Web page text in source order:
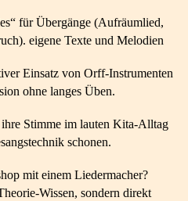
für Übergänge (Aufräumlied,
eigene Texte und Melodien
Einsatz von Orff-Instrumenten
ohne langes Üben.
Stimme im lauten Kita-Alltag
schonen.
mit einem Liedermacher?
Wissen, sondern direkt